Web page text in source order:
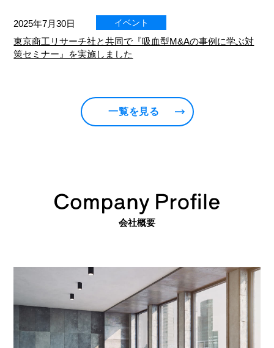
2025年7月30日 イベント
東京商工リサーチ社と共同で『吸血型M&Aの事例に学ぶ対
策セミナー』を実施しました
一覧を見る
会社概要